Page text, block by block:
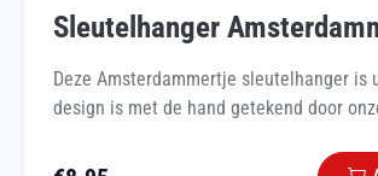
Sleutelhanger
Deze Amsterdammertje sleutelhanger is
design is met de hand getekend door